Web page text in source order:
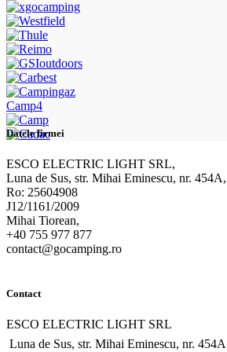
Camp4
Datele firmei
ESCO ELECTRIC LIGHT SRL,
Luna de Sus, str. Mihai Eminescu, nr. 454A,
Ro: 25604908
J12/1161/2009
Mihai Tiorean,
+40 755 977 877
contact@gocamping.ro
Contact
ESCO ELECTRIC LIGHT SRL
Luna de Sus, str. Mihai Eminescu, nr. 454A